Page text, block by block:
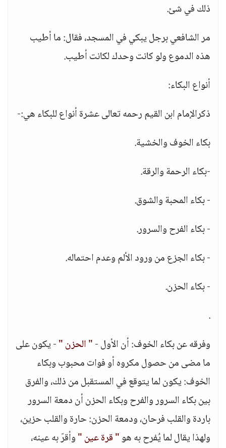
ذلك في شئ.
مر الشافعي برجل يبكي في المسجد، فقال: ما أطيب
هذه الدموع ولو كانت وحدك لكانت أطيب.
أنواع البكاء:
ذكرالإمام ابن القيم رحمه تعالى عشرة أنواع للبكاء هي:-
بكاء الخوف والخشية.
-بكاء الرحمة والرقة.
- بكاء المحبة والشوق.
- بكاء الفرح والسرور.
- بكاء الجزع من ورود الألم وعدم احتماله.
- بكاء الحزن.
.
وفرقه عن بكاء الخوف: أن الأول -" الحزن "- يكون على
ما مضى من حصول مكروه أو فوات محبوب وبكاء
الخوف: يكون لما يتوقع في المستقبل من ذلك، والفرق
بين بكاء السرور والفرح وبكاء الحزن أن دمعة السرور
باردة والقلب فرحان، ودمعة الحزن: حارة والقلب حزين،
ولهذا يقال لما يُفرح به هو" قرة عين "وأقرّ به عينه،